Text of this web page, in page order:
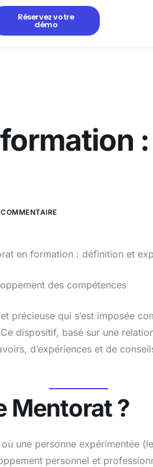
Réservez votre
démo
en formation : définition et
des compétences
précieuse qui s’est imposée
dispositif, basé sur une
d’expériences et de
Mentorat ?
une personne expérimentée (le
personnel et